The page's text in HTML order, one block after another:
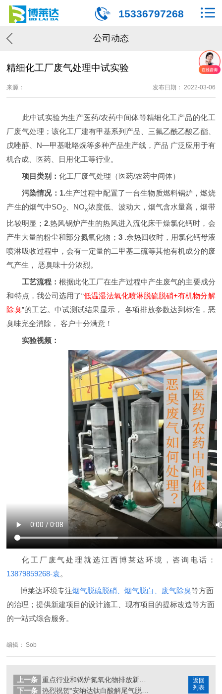
15336797268
公司动态
精细化工厂废气处理中试实验
来源： 发布日期： 2022-03-06
此中试实验为生产医药/农药中间体等精细化工产品的化工
厂废气处理；该化工厂建有甲基系列产品、三氟乙酰乙酸乙酯、
戊唑醇、N—甲基吡咯烷等多种产品生产线，产品 广泛应用于有
机合成、医药、日用化工等行业。
项目类别： 化工厂废气处理（医药/农药中间体）
污染情况：1.生产过程中配置了一台生物质燃料锅炉，燃烧
产生的烟气中SO2、NOx浓度低、波动大，烟气含水量高，烟带
比较明显；2.热风锅炉产生的热风进入流化床干燥氯化钙时，会
产生大量的粉尘和部分氮氧化物； 3.余热回收时，用氯化钙母液
喷淋吸收过程中，会有一定量的二甲基二硫等其他有机成分的废
气产生，恶臭味十分浓烈。
工艺流程：根据此化工厂在生产过程中产生废气的主要成分
和特点，我公司选用了“低温湿法氧化喷淋脱硫脱硝+有机物分解
除臭”的工艺。中试测试结果显示， 各项排放参数达到标准， 恶
臭味完全消除，
客户十分满意 ！
实验视频：
化工厂废气处理就选江西博莱达环境，咨询电话：
13879859268-袁。
博莱达环境专注烟气脱硫脱硝、烟气脱白、废气除臭等方面
的治理；提供新建项目的设计施工、现有项目的提标改造等方面
的一站式综合服务。
编辑： Sob
返回
列表
上一条
下一条
热烈祝贺“安纳达钛白酸解尾气脱白除臭超低除尘项目”顺利验收